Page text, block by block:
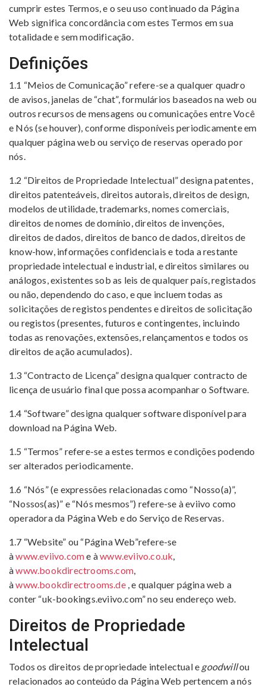
cumprir estes Termos, e o seu uso continuado da Página
Web significa concordância com estes Termos em sua
totalidade e sem modificação.
Definições
1.1 “Meios de Comunicação” refere-se a qualquer quadro
de avisos, janelas de “chat”, formulários baseados na web ou
outros recursos de mensagens ou comunicações entre Você
e Nós (se houver), conforme disponíveis periodicamente em
qualquer página web ou serviço de reservas operado por
nós.
1.2 “Direitos de Propriedade Intelectual” designa patentes,
direitos patenteáveis, direitos autorais, direitos de design,
modelos de utilidade, trademarks, nomes comerciais,
direitos de nomes de domínio, direitos de invenções,
direitos de dados, direitos de banco de dados, direitos de
know-how, informações confidenciais e toda a restante
propriedade intelectual e industrial, e direitos similares ou
análogos, existentes sob as leis de qualquer país, registados
ou não, dependendo do caso, e que incluem todas as
solicitações de registos pendentes e direitos de solicitação
ou registos (presentes, futuros e contingentes, incluindo
todas as renovações, extensões, relançamentos e todos os
direitos de ação acumulados).
1.3 “Contracto de Licença” designa qualquer contracto de
licença de usuário final que possa acompanhar o Software.
1.4 “Software” designa qualquer software disponível para
download na Página Web.
1.5 “Termos” refere-se a estes termos e condições podendo
ser alterados periodicamente.
1.6 “Nós” (e expressões relacionadas como “Nosso(a)”,
“Nossos(as)” e “Nós mesmos”) refere-se à eviivo como
operadora da Página Web e do Serviço de Reservas.
1.7 “Website” ou “Página Web”refere-se
àwww.eviivo.come àwww.eviivo.co.uk,
àwww.bookdirectrooms.com,
àwww.bookdirectrooms.de , e qualquer página web a
conter “uk-bookings.eviivo.com” no seu endereço web.
Direitos de Propriedade
Intelectual
Todos os direitos de propriedade intelectual e goodwillou
relacionados ao conteúdo da Página Web pertencem a nós